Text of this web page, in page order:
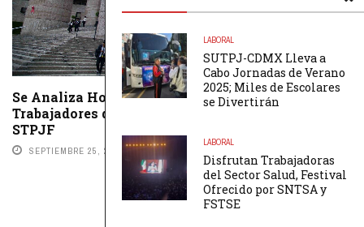
Se Analiza Homologación de Prestaciones Para
Trabajadores del Poder Judicial de la Federación:
STPJF
SEPTIEMBRE 25, 2024 BYREDACCIÓN
LABORAL
SUTPJ-CDMX Lleva a
Cabo Jornadas de Verano
2025; Miles de Escolares
se Divertirán
LABORAL
Disfrutan Trabajadoras
del Sector Salud, Festival
Ofrecido por SNTSA y
FSTSE